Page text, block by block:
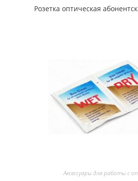
Розетка оптическая
Аксессуары для работы с